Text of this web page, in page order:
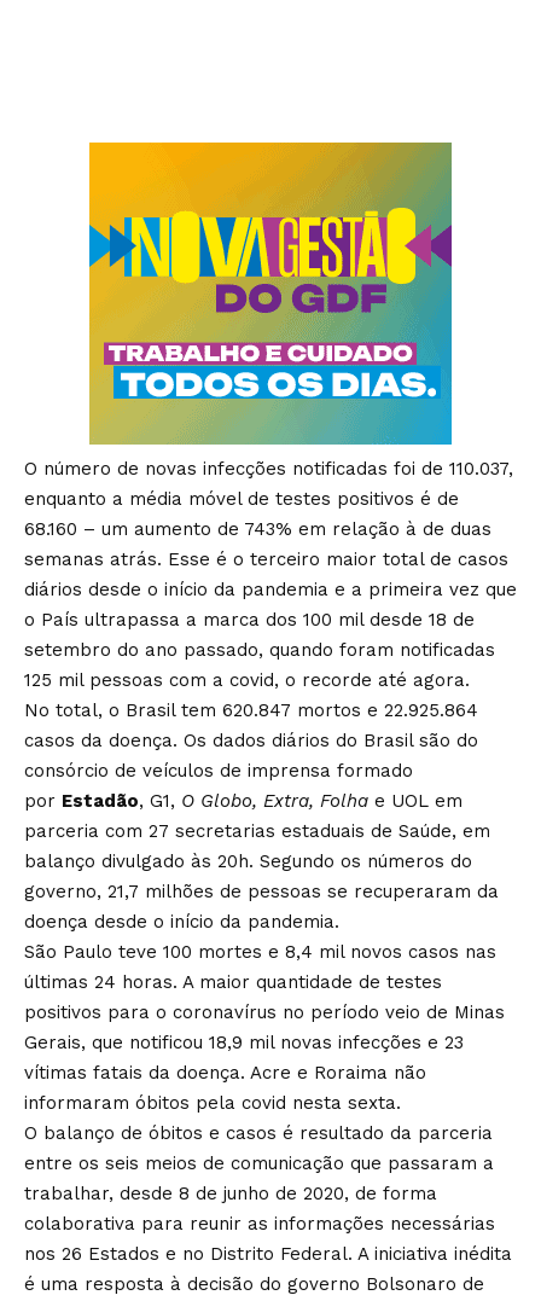
O número de novas infecções notificadas foi de 110.037,
enquanto a média móvel de testes positivos é de
68.160 – um aumento de 743% em relação à de duas
semanas atrás. Esse é o terceiro maior total de casos
diários desde o início da pandemia e a primeira vez que
o País ultrapassa a marca dos 100 mil desde 18 de
setembro do ano passado, quando foram notificadas
125 mil pessoas com a covid, o recorde até agora.
No total, o Brasil tem 620.847 mortos e 22.925.864
casos da doença. Os dados diários do Brasil são do
consórcio de veículos de imprensa formado
por Estadão, G1, O Globo, Extra, Folha e UOL em
parceria com 27 secretarias estaduais de Saúde, em
balanço divulgado às 20h. Segundo os números do
governo, 21,7 milhões de pessoas se recuperaram da
doença desde o início da pandemia.
São Paulo teve 100 mortes e 8,4 mil novos casos nas
últimas 24 horas. A maior quantidade de testes
positivos para o coronavírus no período veio de Minas
Gerais, que notificou 18,9 mil novas infecções e 23
vítimas fatais da doença. Acre e Roraima não
informaram óbitos pela covid nesta sexta.
O balanço de óbitos e casos é resultado da parceria
entre os seis meios de comunicação que passaram a
trabalhar, desde 8 de junho de 2020, de forma
colaborativa para reunir as informações necessárias
nos 26 Estados e no Distrito Federal. A iniciativa inédita
é uma resposta à decisão do governo Bolsonaro de